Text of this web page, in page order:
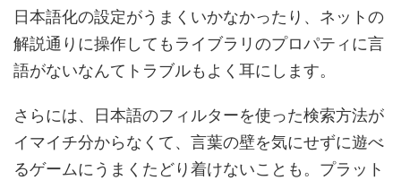
日本語化の設定がうまくいかなかったり、ネットの
解説通りに操作してもライブラリのプロパティに言
語がないなんてトラブルもよく耳にします。
さらには、日本語のフィルターを使った検索方法が
イマイチ分からなくて、言葉の壁を気にせずに遊べ
るゲームにうまくたどり着けないことも。プラット